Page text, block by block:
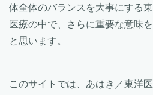
体全体のバランスを大事にする
医療の中で、さらに重要な意味
と思います。
このサイトでは、あはき／東洋